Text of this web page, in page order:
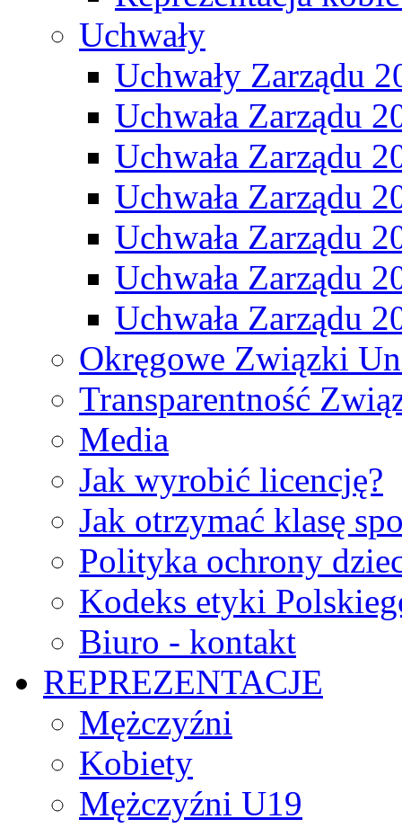
Uchwały
Uchwały Zarządu
Uchwała Zarządu
Uchwała Zarządu
Uchwała Zarządu
Uchwała Zarządu
Uchwała Zarządu
Uchwała Zarządu
Okręgowe Związki
Transparentność
Media
Jak wyrobić licencję?
Jak otrzymać klasę
Polityka ochrony
Kodeks etyki
Biuro - kontakt
REPREZENTACJE
Mężczyźni
Kobiety
Mężczyźni U19